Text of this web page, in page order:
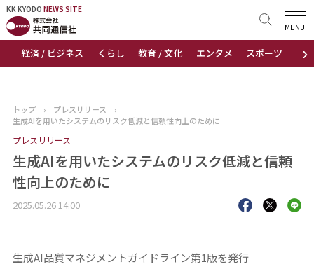
KK KYODO NEWS SITE
›
経済 / ビジネス くらし 教育 / 文化 エンタメ スポーツ 地域
MENU
KK KYODONEWS SITE
トップページ
ニュース
おすすめコンテンツ
出版物
トップ › プレスリリース
›
生成AIを用いたシステムのリスク低減と信頼性向上のために
プレスリリース
生成AIを用いたシステムのリスク低減と信頼
性向上のために
2025.05.26 14:00
生成AI品質マネジメントガイドライン第1版を発行